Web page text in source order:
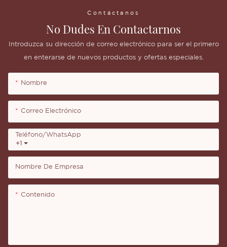
Contáctanos
No Dudes En Contactarnos
Introduzca su dirección de correo electrónico para ser el primero
en enterarse de nuevos productos y ofertas especiales.
Nombre
Correo Electrónico
+1
Teléfono/WhatsApp
Nombre De Empresa
Contenido